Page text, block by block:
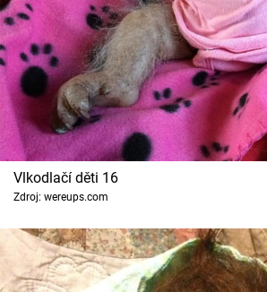
Vlkodlačí děti 16
Zdroj: wereups.com